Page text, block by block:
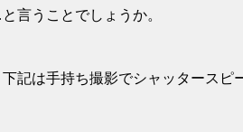
言うことでしょうか。
記は手持ち撮影でシャッタースピ